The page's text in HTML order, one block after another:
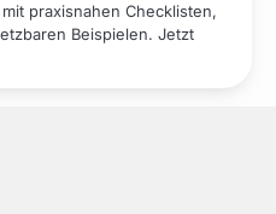
praxisnahen Checklisten,
Beispielen. Jetzt